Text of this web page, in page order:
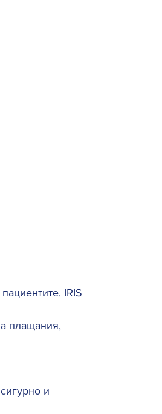
IRIS
плащания,
и